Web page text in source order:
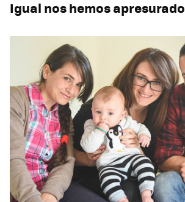
Igual nos hemos apresurado